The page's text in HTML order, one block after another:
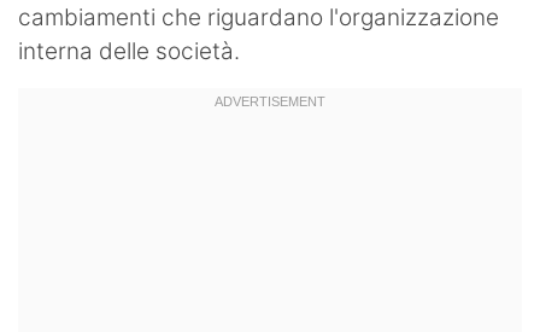
cambiamenti che riguardano l'organizzazione
interna delle società.